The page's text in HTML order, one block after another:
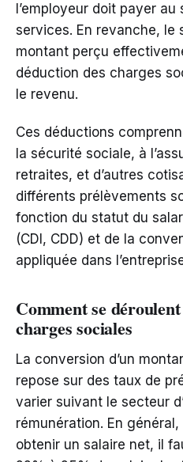
l’employeur doit payer
services. En revanche, le
montant perçu
déduction des charges
le revenu.
Ces déductions
la sécurité sociale, à
retraites, et d’autres
différents prélèvements
fonction du statut du
(CDI, CDD) et de la
appliquée dans
Comment se
charges sociales
La conversion d’un
repose sur des taux de
varier suivant le secteur
rémunération. En
obtenir un salaire net, il